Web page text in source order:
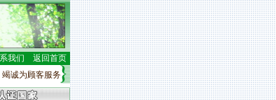
我们
返回首页
为顾客服务”。公司员工行动纲领：·绝不让利益中心产生的冲突妨碍对顾